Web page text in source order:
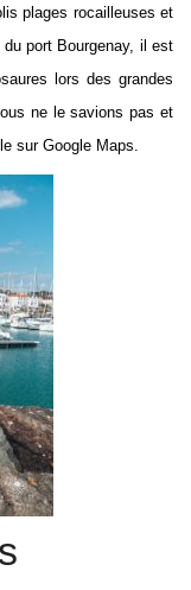
plages rocailleuses et
port Bourgenay, il est
lors des grandes
ne le savions pas et
sur Google Maps.